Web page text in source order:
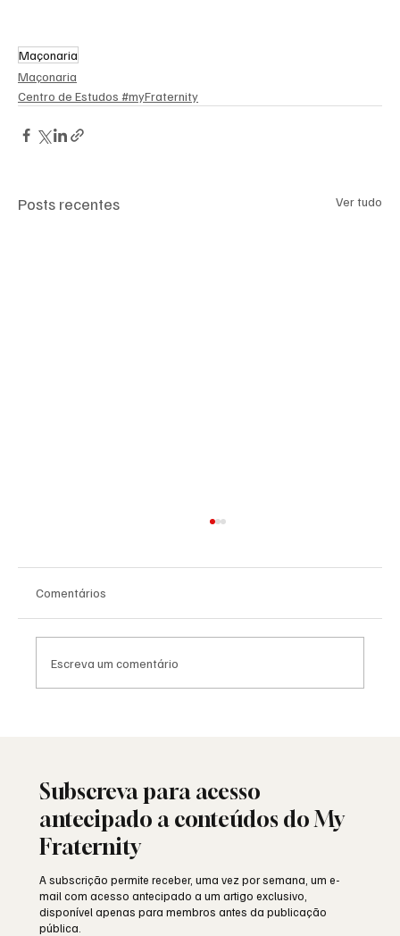
Maçonaria
Maçonaria
Centro de Estudos #myFraternity
Posts recentes Ver tudo
Comentários
Escreva um comentário
Subscreva para acesso
antecipado a conteúdos do My
Fraternity
A subscrição permite receber, uma vez por semana, um e-
mail com acesso antecipado a um artigo exclusivo,
disponível apenas para membros antes da publicação
pública.